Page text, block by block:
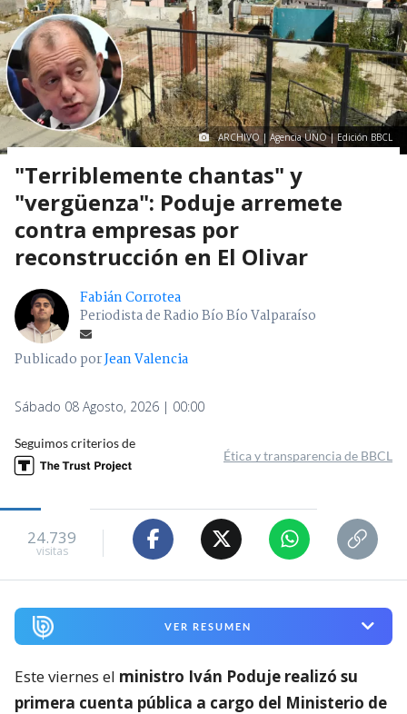
ARCHIVO | Agencia UNO | Edición BBCL
"Terriblemente chantas" y
"vergüenza": Poduje arremete
contra empresas por
reconstrucción en El Olivar
Fabián Corrotea
Periodista de Radio Bío Bío Valparaíso
Publicado porJean Valencia
Sábado 08 Agosto, 2026 | 00:00
Seguimos criterios de
Ética y transparencia de BBCL
24.739
visitas
VER RESUMEN
Este viernes el ministro Iván Poduje realizó su
primera cuenta pública a cargo del Ministerio de